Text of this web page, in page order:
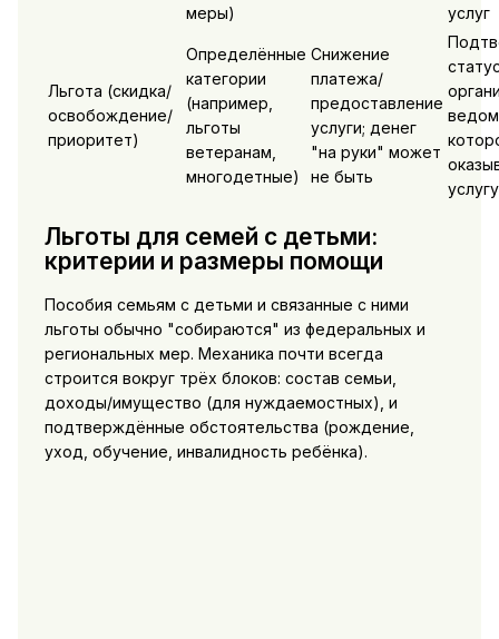
меры)
услуг
Льгота (скидка/
освобождение/
приоритет)
Определённые
категории
(например,
льготы
ветеранам,
многодетные)
Снижение
платежа/
предоставление
услуги; денег
"на руки" может
не быть
услугу
Льготы для семей с детьми:
критерии и размеры помощи
Пособия семьям с детьми и связанные с ними
льготы обычно "собираются" из федеральных и
региональных мер. Механика почти всегда
строится вокруг трёх блоков: состав семьи,
доходы/имущество (для нуждаемостных), и
подтверждённые обстоятельства (рождение,
уход, обучение, инвалидность ребёнка).